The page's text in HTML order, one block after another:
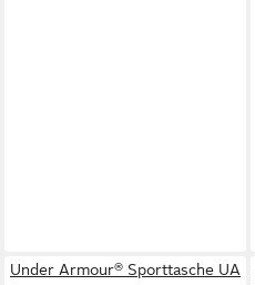
Under Armour® Sporttasche UA